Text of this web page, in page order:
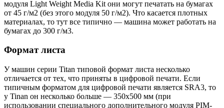
модуля Light Weight Media Kit они могут печатать на бумагах
от 45 г/м2 (без этого модуля 50 г/м2). Что касается плотных
материалах, то тут все типично — машина может работать на
бумагах до 300 г/м3.
Формат листа
У машин серии Titan типовой формат листа несколько
отличается от тех, что приняты в цифровой печати. Если
типичным форматом для цифровой печати является SRA3, то
у Tinan он несколько больше — 350х500 мм (при
использовании специального дополнительного модуля PIM-